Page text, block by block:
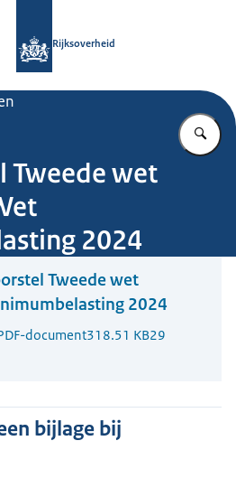
Rijksoverheid
Tweede wet
2024
Tweede wet
2024
document318.51 KB29
bijlage bij